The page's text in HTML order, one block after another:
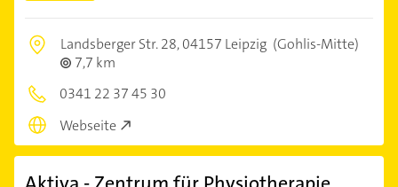
Landsberger Str. 28,04157 Leipzig (Gohlis-Mitte)
7,7 km
0341 22 37 45 30
Webseite